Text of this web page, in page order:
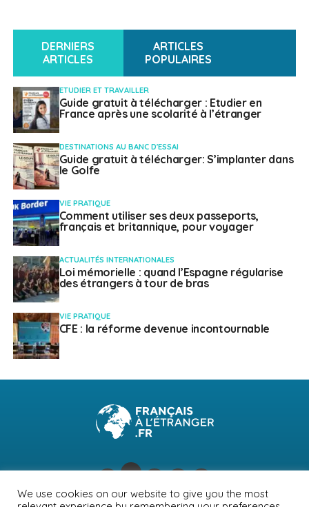
DERNIERS
ARTICLES
ARTICLES
POPULAIRES
ETUDIER ET TRAVAILLER
Guide gratuit à télécharger : Etudier en
France après une scolarité à l’étranger
DESTINATIONS AU BANC D'ESSAI
Guide gratuit à télécharger: S’implanter dans
le Golfe
VIE PRATIQUE
Comment utiliser ses deux passeports,
français et britannique, pour voyager
ACTUALITÉS INTERNATIONALES
Loi mémorielle : quand l’Espagne régularise
des étrangers à tour de bras
VIE PRATIQUE
CFE : la réforme devenue incontournable
We use cookies on our website to give you the most